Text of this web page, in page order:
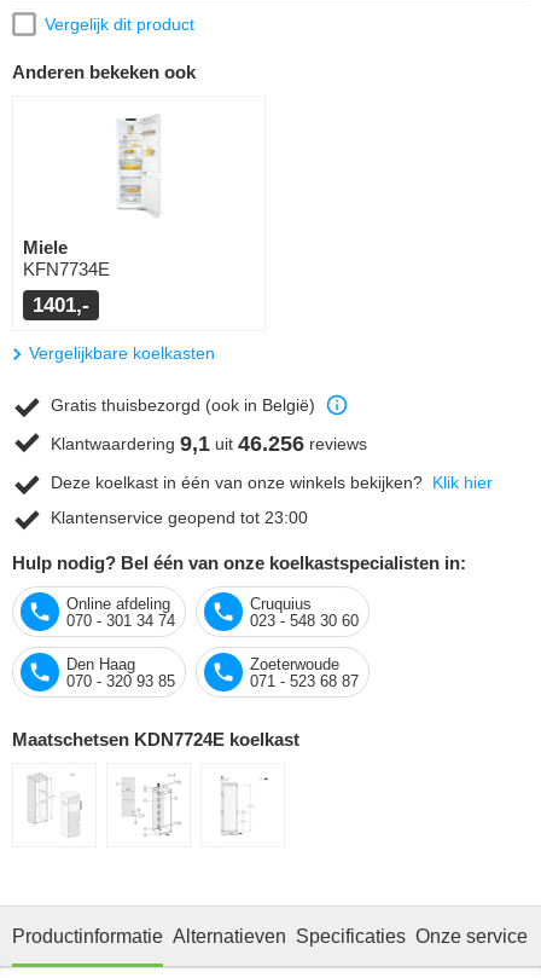
Vergelijk dit product
Anderen bekeken ook
Miele
KFN7734E
1401,-
Vergelijkbare koelkasten
Gratis thuisbezorgd (ook in België)
Klantwaardering 9,1 uit 46.256 reviews
Deze koelkast in één van onze winkels bekijken? Klik hier
Klantenservice geopend tot 23:00
Hulp nodig? Bel één van onze koelkastspecialisten in:
Online afdeling
070 - 301 34 74
Cruquius
023 - 548 30 60
Den Haag
070 - 320 93 85
Zoeterwoude
071 - 523 68 87
Maatschetsen KDN7724E koelkast
Productinformatie Alternatieven Specificaties Onze service